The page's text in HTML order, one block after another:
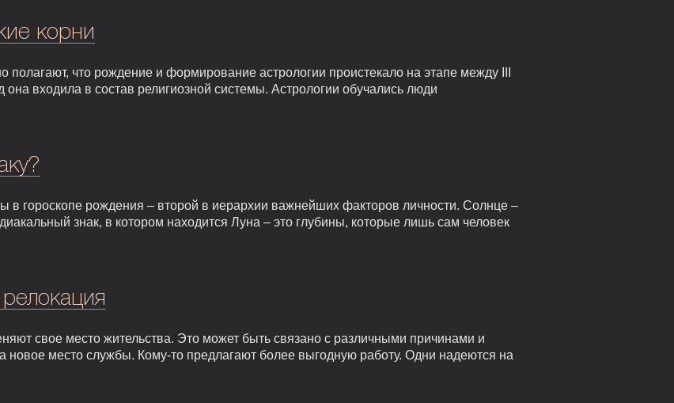
корни
полагают, что рождение и формирование астрологии проистекало на этапе между III
она входила в состав религиозной системы. Астрологии обучались люди
в гороскопе рождения – второй в иерархии важнейших факторов личности. Солнце –
знак, в котором находится Луна – это глубины, которые лишь сам человек
свое место жительства. Это может быть связано с различными причинами и
новое место службы. Кому-то предлагают более выгодную работу. Одни надеются на